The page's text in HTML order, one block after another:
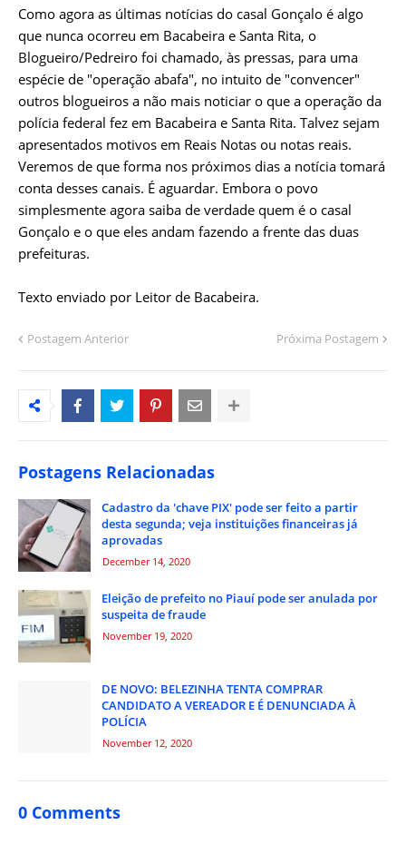
Como agora as últimas notícias do casal Gonçalo é algo
que nunca ocorreu em Bacabeira e Santa Rita, o
Blogueiro/Pedreiro foi chamado, às pressas, para uma
espécie de "operação abafa", no intuito de "convencer"
outros blogueiros a não mais noticiar o que a operação da
polícia federal fez em Bacabeira e Santa Rita. Talvez sejam
apresentados motivos em Reais Notas ou notas reais.
Veremos de que forma nos próximos dias a notícia tomará
conta desses canais. É aguardar. Embora o povo
simplesmente agora saiba de verdade quem é o casal
Gonçalo e o que eles andam fazendo a frente das duas
prefeituras.
Texto enviado por Leitor de Bacabeira.
Postagem Anterior Próxima Postagem
Postagens Relacionadas
Cadastro da 'chave PIX' pode ser feito a partir
desta segunda; veja instituições financeiras já
aprovadas
December 14, 2020
Eleição de prefeito no Piauí pode ser anulada por
suspeita de fraude
November 19, 2020
DE NOVO: BELEZINHA TENTA COMPRAR
CANDIDATO A VEREADOR E É DENUNCIADA À
POLÍCIA
November 12, 2020
0 Comments